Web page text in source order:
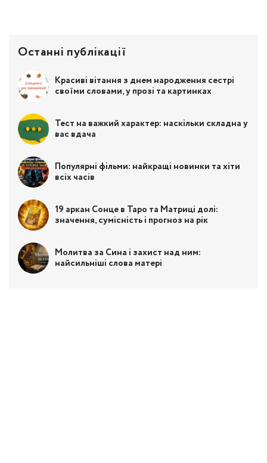
Останні публікації
Красиві вітання з днем народження сестрі
своїми словами, у прозі та картинках
Тест на важкий характер: наскільки складна у
вас вдача
Популярні фільми: найкращі новинки та хіти
всіх часів
19 аркан Сонце в Таро та Матриці долі:
значення, сумісність і прогноз на рік
Молитва за Сина і захист над ним:
найсильніші слова матері